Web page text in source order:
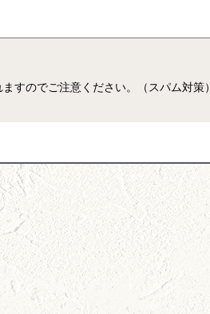
すのでご注意ください。（スパム対策）